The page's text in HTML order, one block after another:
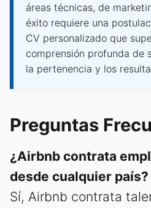
áreas técnicas, de
éxito requiere una
CV personalizado que
comprensión profunda de
la pertenencia y los
Preguntas
¿Airbnb contrata
desde cualquier país?
Sí, Airbnb contrata